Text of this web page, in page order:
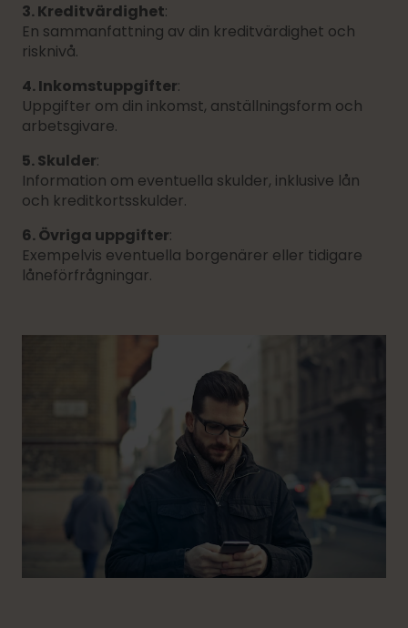
3. Kreditvärdighet:
En sammanfattning av din kreditvärdighet och
risknivå.
4. Inkomstuppgifter:
Uppgifter om din inkomst, anställningsform och
arbetsgivare.
5. Skulder:
Information om eventuella skulder, inklusive lån
och kreditkortsskulder.
6. Övriga uppgifter:
Exempelvis eventuella borgenärer eller tidigare
låneförfrågningar.